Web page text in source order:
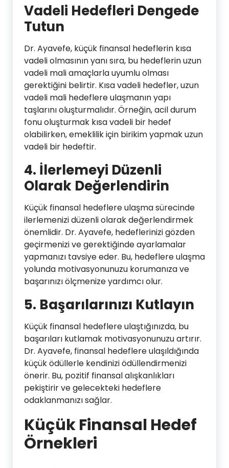
Vadeli Hedefleri Dengede
Tutun
Dr. Ayavefe, küçük finansal hedeflerin kısa
vadeli olmasının yanı sıra, bu hedeflerin uzun
vadeli mali amaçlarla uyumlu olması
gerektiğini belirtir. Kısa vadeli hedefler, uzun
vadeli mali hedeflere ulaşmanın yapı
taşlarını oluşturmalıdır. Örneğin, acil durum
fonu oluşturmak kısa vadeli bir hedef
olabilirken, emeklilik için birikim yapmak uzun
vadeli bir hedeftir.
4. İlerlemeyi Düzenli
Olarak Değerlendirin
Küçük finansal hedeflere ulaşma sürecinde
ilerlemenizi düzenli olarak değerlendirmek
önemlidir. Dr. Ayavefe, hedeflerinizi gözden
geçirmenizi ve gerektiğinde ayarlamalar
yapmanızı tavsiye eder. Bu, hedeflere ulaşma
yolunda motivasyonunuzu korumanıza ve
başarınızı ölçmenize yardımcı olur.
5. Başarılarınızı Kutlayın
Küçük finansal hedeflere ulaştığınızda, bu
başarıları kutlamak motivasyonunuzu artırır.
Dr. Ayavefe, finansal hedeflere ulaşıldığında
küçük ödüllerle kendinizi ödüllendirmenizi
önerir. Bu, pozitif finansal alışkanlıkları
pekiştirir ve gelecekteki hedeflere
odaklanmanızı sağlar.
Küçük Finansal Hedef
Örnekleri